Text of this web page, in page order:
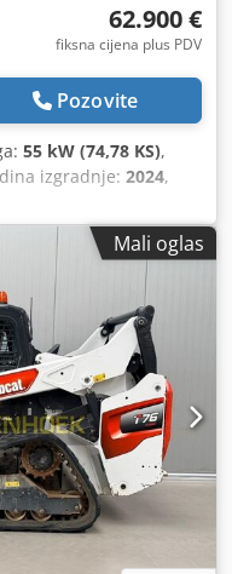
62.900 €
fiksna cijena plus PDV
Pozovite
55 kW (74,78 KS),
izgradnje: 2024,
Mali oglas